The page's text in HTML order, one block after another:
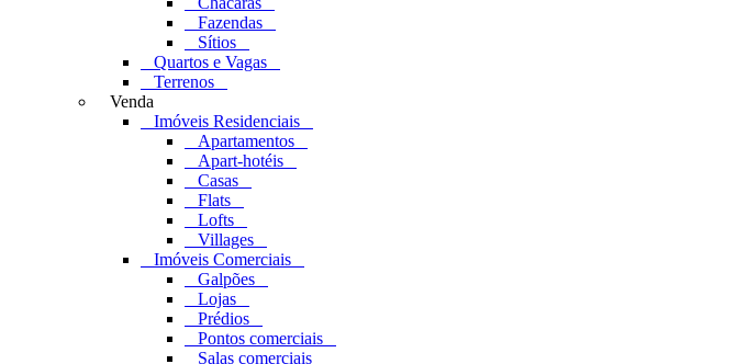
Fazendas
Sítios
Quartos e Vagas
Terrenos
Venda
Imóveis Residenciais
Apartamentos
Apart-hotéis
Casas
Flats
Lofts
Villages
Imóveis Comerciais
Galpões
Lojas
Prédios
Pontos comerciais
Salas comerciais